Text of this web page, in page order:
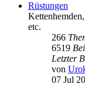
Rüstungen
etc.
266
6519
Letzter
von
07 Jul